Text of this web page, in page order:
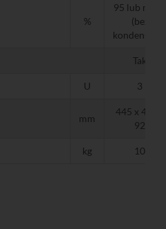
%
95 lub mniej
(bez
kondensacji)
Tak
U 3
mm
445 x 465 x
92
kg 10